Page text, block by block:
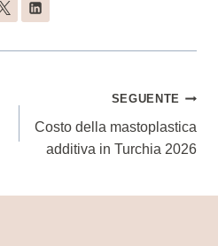
SEGUENTE
Costo della mastoplastica
additiva in Turchia 2026